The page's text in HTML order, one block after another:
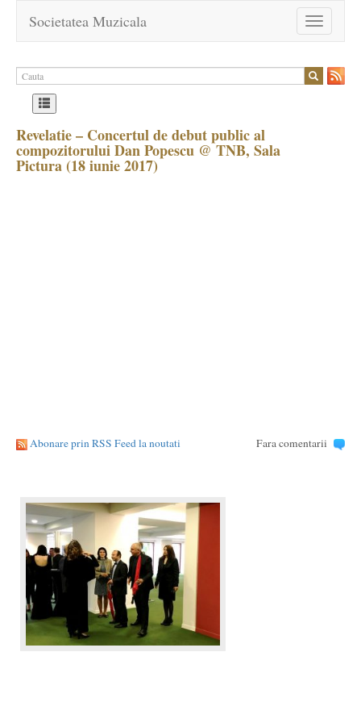
Toggle
navigation
Societatea Muzicala
Revelatie – Concertul de debut public al
compozitorului Dan Popescu @ TNB, Sala
Pictura (18 iunie 2017)
Abonare prin RSS Feed la noutati Fara comentarii